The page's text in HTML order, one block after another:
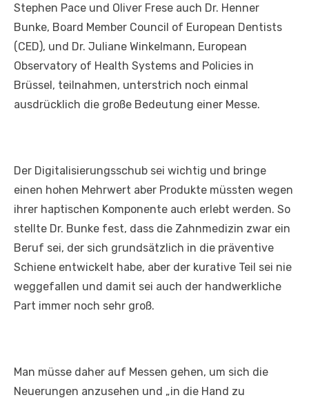
Stephen Pace und Oliver Frese auch Dr. Henner
Bunke, Board Member Council of European Dentists
(CED), und Dr. Juliane Winkelmann, European
Observatory of Health Systems and Policies in
Brüssel, teilnahmen, unterstrich noch einmal
ausdrücklich die große Bedeutung einer Messe.
Der Digitalisierungsschub sei wichtig und bringe
einen hohen Mehrwert aber Produkte müssten wegen
ihrer haptischen Komponente auch erlebt werden. So
stellte Dr. Bunke fest, dass die Zahnmedizin zwar ein
Beruf sei, der sich grundsätzlich in die präventive
Schiene entwickelt habe, aber der kurative Teil sei nie
weggefallen und damit sei auch der handwerkliche
Part immer noch sehr groß.
Man müsse daher auf Messen gehen, um sich die
Neuerungen anzusehen und „in die Hand zu